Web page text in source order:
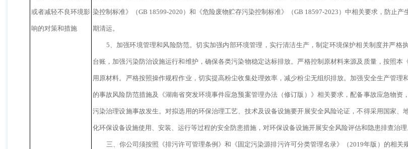
或者减轻不良环境影
响的对策和措施
染控制标准》（GB 18599-2020）和《危险废物贮存污染控制标准》（GB 18597-2023）中相关要求，防止
期清运。
5、加强环境管理和风险防范。切实加强内部环境管理，实行清洁生产，制定环境保护相关制度并严格
台账，加强污染防治设施运行和维护，确保各类污染物稳定达标排放。严格控制原材料来源及质量，按照本
用原材料。严格按照操作规程作业，切实提高粉尘收集处理效率，减少粉尘无组织排放。加强安全生产管理
的事故风险防范措施及《湖南省突发环境事件应急预案管理办法（修订版）》相关要求，配备事故应急物资
污染治理设施事故发生。对拟选用的环保治理工艺、技术及设备设施要开展安全风险论证，不得采用国家、
化环保设备设施使用、安装、运行等过程的安全防患措施，对环保设备设施开展安全风险评估和隐患排查治理
三、你公司须按照《排污许可管理条例》和《固定污染源排污许可分类管理名录》（2019年版）的相关